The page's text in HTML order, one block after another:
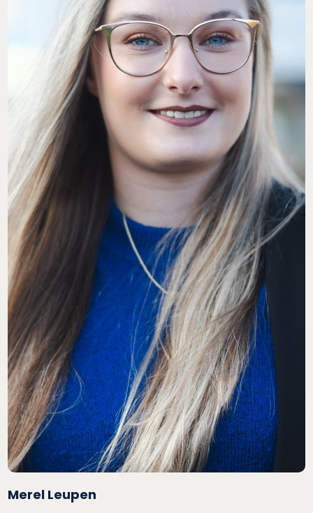
Merel Leupen